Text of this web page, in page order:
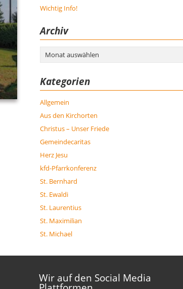
Wichtig Info!
Archiv
Archiv
Kategorien
Allgemein
Aus den Kirchorten
Christus – Unser Friede
Gemeindecaritas
Herz Jesu
kfd-Pfarrkonferenz
St. Bernhard
St. Ewaldi
St. Laurentius
St. Maximilian
St. Michael
Wir auf den Social Media